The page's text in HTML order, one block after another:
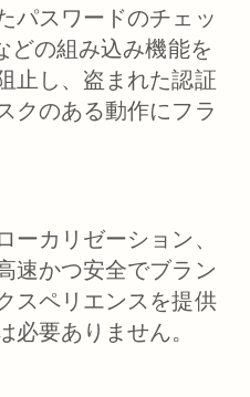
パスワードのチェッ
どの組み込み機能を
止し、盗まれた認証
クのある動作にフラ
ーカリゼーション、
速かつ安全でブラン
スペリエンスを提供
必要ありません。